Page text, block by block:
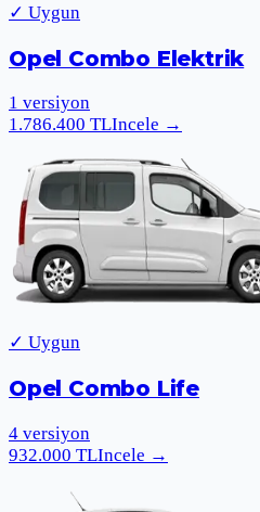
✓ Uygun
Opel Combo Elektrik
1 versiyon
1.786.400 TLIncele →
✓ Uygun
Opel Combo Life
4 versiyon
932.000 TLIncele →